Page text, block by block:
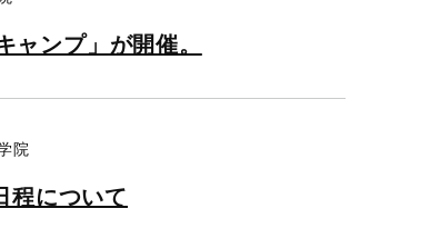
ャンプ」が開催。
院
程について